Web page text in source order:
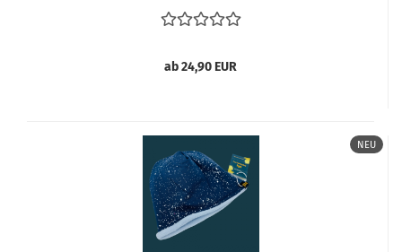
ab 24,90 EUR
NEU